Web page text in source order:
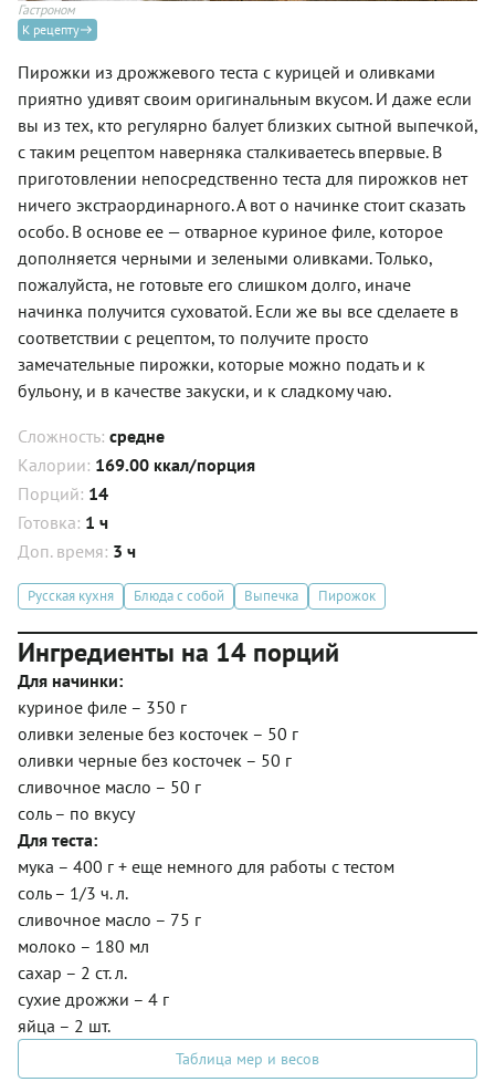
Гастроном
К рецепту
Пирожки из дрожжевого теста с курицей и оливками
приятно удивят своим оригинальным вкусом. И даже если
вы из тех, кто регулярно балует близких сытной выпечкой,
с таким рецептом наверняка сталкиваетесь впервые. В
приготовлении непосредственно теста для пирожков нет
ничего экстраординарного. А вот о начинке стоит сказать
особо. В основе ее — отварное куриное филе, которое
дополняется черными и зелеными оливками. Только,
пожалуйста, не готовьте его слишком долго, иначе
начинка получится суховатой. Если же вы все сделаете в
соответствии с рецептом, то получите просто
замечательные пирожки, которые можно подать и к
бульону, и в качестве закуски, и к сладкому чаю.
Сложность: средне
Калории: 169.00 ккал/порция
Порций: 14
Готовка: 1 ч
Доп. время: 3 ч
Русская кухня Блюда с собой Выпечка Пирожок
Ингредиенты на 14 порций
Для начинки:
куриное филе – 350 г
оливки зеленые без косточек – 50 г
оливки черные без косточек – 50 г
сливочное масло – 50 г
соль – по вкусу
Для теста:
мука – 400 г + еще немного для работы с тестом
соль – 1/3 ч. л.
сливочное масло – 75 г
молоко – 180 мл
сахар – 2 ст. л.
сухие дрожжи – 4 г
яйца – 2 шт.
Таблица мер и весов